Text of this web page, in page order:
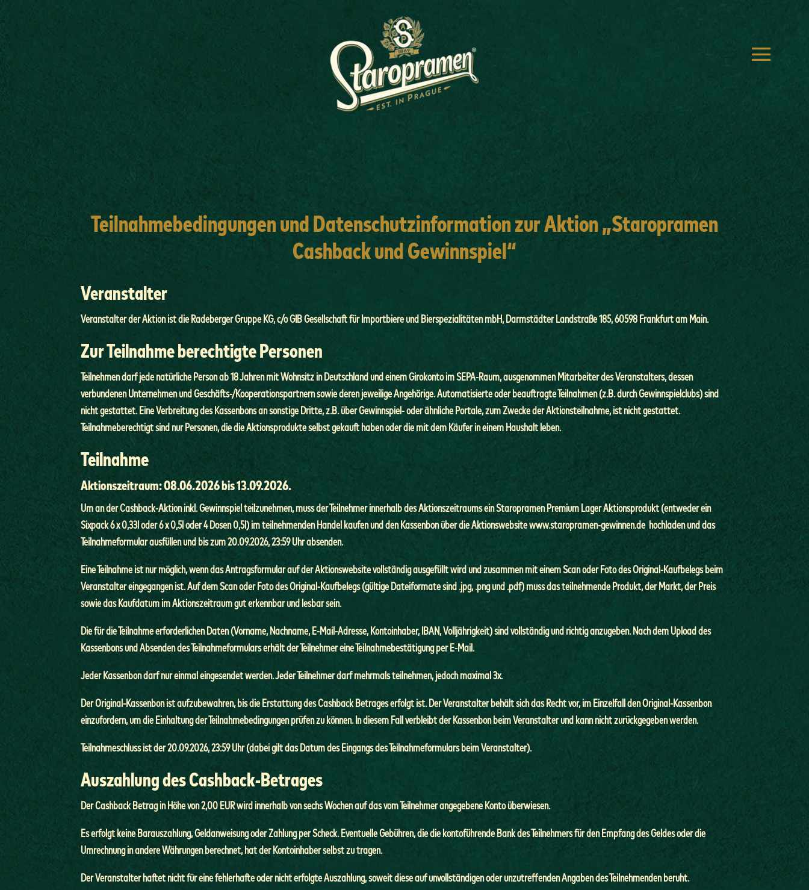
Teilnahmebedingungen und Datenschutzinformationzur Aktion „Staropramen
Cashback und Gewinnspiel“
Veranstalter
Veranstalter der Aktion ist die Radeberger Gruppe KG, c/o GIB Gesellschaft für Importbiere und Bierspezialitäten mbH, Darmstädter Landstraße 185, 60598 Frankfurt am Main.
Zur Teilnahme berechtigte Personen
Teilnehmen darf jede natürliche Person ab 18 Jahren mit Wohnsitz in Deutschland und einem Girokonto im SEPA-Raum, ausgenommen Mitarbeiter des Veranstalters, dessen
verbundenen Unternehmen und Geschäfts-/Kooperationspartnern sowie deren jeweilige Angehörige. Automatisierte oder beauftragte Teilnahmen (z.B. durch Gewinnspielclubs) sind
nicht gestattet. Eine Verbreitung des Kassenbons an sonstige Dritte, z.B. über Gewinnspiel- oder ähnliche Portale, zum Zwecke der Aktionsteilnahme, ist nicht gestattet.
Teilnahmeberechtigt sind nur Personen, die die Aktionsprodukte selbst gekauft haben oder die mit dem Käufer in einem Haushalt leben.
Teilnahme
Aktionszeitraum:08.06.2026 bis 13.09.2026.
Um an der Cashback-Aktion inkl. Gewinnspiel teilzunehmen, muss der Teilnehmer innerhalb des Aktionszeitraums ein Staropramen Premium Lager Aktionsprodukt (entweder ein
Sixpack 6 x 0,33l oder 6 x 0,5l oder 4 Dosen 0,5l) im teilnehmenden Handel kaufen und den Kassenbon über die Aktionswebsitewww.staropramen-gewinnen.de hochladen und das
Teilnahmeformular ausfüllen und bis zum 20.09.2026, 23:59 Uhr absenden.
Eine Teilnahme ist nur möglich, wenn das Antragsformular auf der Aktionswebsite vollständig ausgefüllt wird und zusammen mit einem Scan oder Foto des Original-Kaufbelegs beim
Veranstalter eingegangen ist. Auf dem Scan oder Foto des Original-Kaufbelegs (gültige Dateiformate sind .jpg, .png und .pdf) muss das teilnehmende Produkt, der Markt, der Preis
sowie das Kaufdatum im Aktionszeitraum gut erkennbar und lesbar sein.
Die für die Teilnahme erforderlichen Daten (Vorname, Nachname, E-Mail-Adresse, Kontoinhaber, IBAN, Volljährigkeit) sind vollständig und richtig anzugeben. Nach dem Upload des
Kassenbons und Absenden des Teilnahmeformulars erhält der Teilnehmer eine Teilnahmebestätigung per E-Mail.
Jeder Kassenbon darf nur einmal eingesendet werden. Jeder Teilnehmer darf mehrmals teilnehmen, jedoch maximal 3x.
Der Original-Kassenbon ist aufzubewahren, bis die Erstattung des Cashback Betrages erfolgt ist. Der Veranstalter behält sich das Recht vor, im Einzelfall den Original-Kassenbon
einzufordern, um die Einhaltung der Teilnahmebedingungen prüfen zu können. In diesem Fall verbleibt der Kassenbon beim Veranstalter und kann nicht zurückgegeben werden.
Teilnahmeschluss ist der 20.09.2026, 23:59 Uhr (dabei gilt das Datum des Eingangs des Teilnahmeformulars beim Veranstalter).
Auszahlung des Cashback-Betrages
Der Cashback Betrag in Höhe von 2,00 EUR wird innerhalb von sechs Wochen auf das vom Teilnehmer angegebene Konto überwiesen.
Es erfolgt keine Barauszahlung, Geldanweisung oder Zahlung per Scheck. Eventuelle Gebühren, die die kontoführende Bank des Teilnehmers für den Empfang des Geldes oder die
Umrechnung in andere Währungen berechnet, hat der Kontoinhaber selbst zu tragen.
Der Veranstalter haftet nicht für eine fehlerhafte oder nicht erfolgte Auszahlung, soweit diese auf unvollständigen oder unzutreffenden Angaben des Teilnehmenden beruht.